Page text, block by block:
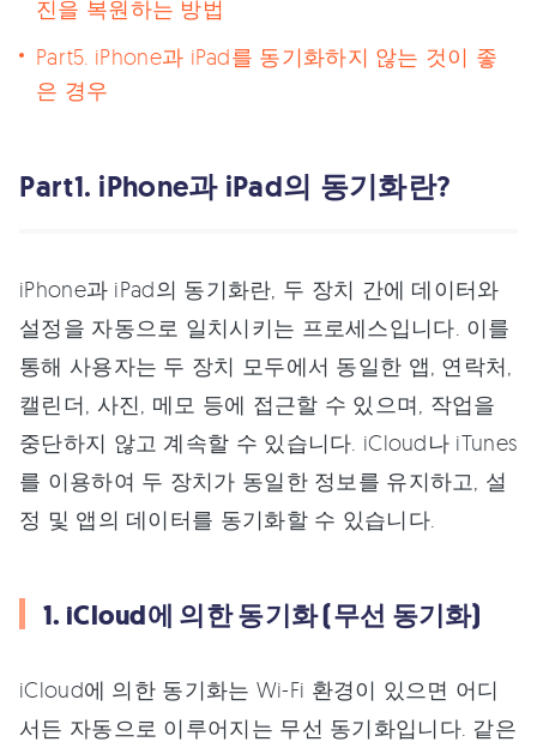
진을 복원하는 방법
Part5. iPhone과 iPad를 동기화하지 않는 것이 좋
은 경우
︎︎Part1. iPhone과 iPad의 동기화란?
iPhone과 iPad의 동기화란, 두 장치 간에 데이터와
설정을 자동으로 일치시키는 프로세스입니다. 이를
통해 사용자는 두 장치 모두에서 동일한 앱, 연락처,
캘린더, 사진, 메모 등에 접근할 수 있으며, 작업을
중단하지 않고 계속할 수 있습니다. iCloud나 iTunes
를 이용하여 두 장치가 동일한 정보를 유지하고, 설
정 및 앱의 데이터를 동기화할 수 있습니다.
1. iCloud에 의한 동기화 (무선 동기화)
iCloud에 의한 동기화는 Wi-Fi 환경이 있으면 어디
서든 자동으로 이루어지는 무선 동기화입니다. 같은